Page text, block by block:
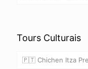
Tours Culturais
🇵🇹 Chichen Itza